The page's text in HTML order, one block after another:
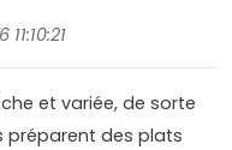
et variée, de sorte
préparent des plats